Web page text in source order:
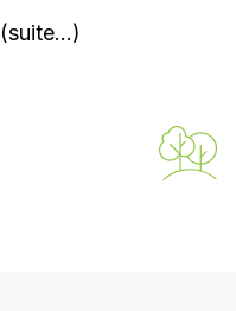
(suite…)